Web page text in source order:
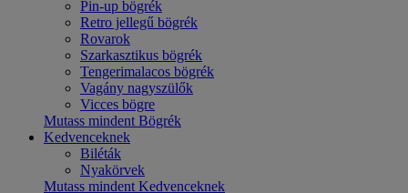
Pin-up bögrék
Retro jellegű bögrék
Rovarok
Szarkasztikus bögrék
Tengerimalacos bögrék
Vagány nagyszülők
Vicces bögre
Mutass mindent Bögrék
Kedvenceknek
Biléták
Nyakörvek
Mutass mindent Kedvenceknek